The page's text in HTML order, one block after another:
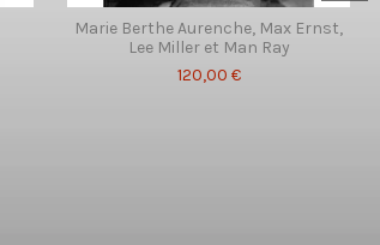
Marie Berthe Aurenche, Max Ernst,
Lee Miller et Man Ray
120,00 €